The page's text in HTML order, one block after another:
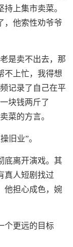
上集市卖菜。
，他索性劝爷爷
是卖不出去，那
不上忙，我得想
记录了自己在平
块钱两斤了
菜的方言。
旧业”。
底离开演戏。其
真人短剧找过
他担心成色，婉
个更远的目标